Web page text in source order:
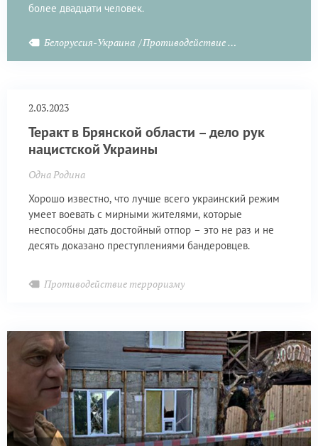
более двадцати человек.
Белоруссия-Украина Противодействие терроризму
2.03.2023
Теракт в Брянской области – дело рук
нацистской Украины
Одна Родина
Хорошо известно, что лучше всего украинский режим
умеет воевать с мирными жителями, которые
неспособны дать достойный отпор – это не раз и не
десять доказано преступлениями бандеровцев.
Противодействие терроризму